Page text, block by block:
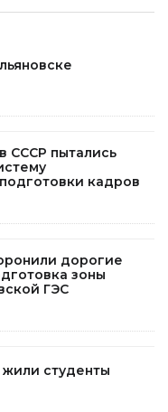
СССР пытались
кадров
дорогие
зоны
ГЭС
студенты